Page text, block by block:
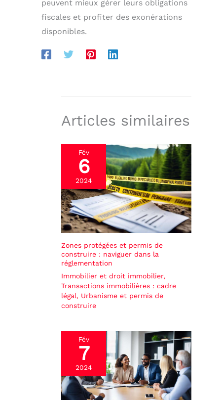
peuvent mieux gérer leurs obligations
fiscales et profiter des exonérations
disponibles.
Articles similaires
Fév
6
2024
Zones protégées et permis de
construire : naviguer dans la
réglementation
Immobilier et droit immobilier,
Transactions immobilières : cadre
légal, Urbanisme et permis de
construire
Fév
7
2024